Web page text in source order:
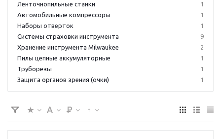
Ленточнопильные станки
1
Автомобильные компрессоры
1
Наборы отверток
1
Системы страховки инструмента
9
Хранение инструмента Milwaukee
2
Пилы цепные аккумуляторные
1
Труборезы
1
Защита органов зрения (очки)
1